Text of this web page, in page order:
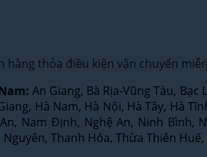
thỏa điều kiện vận chuyển
An Giang, Bà Rịa-Vũng Tàu,
Hà Nam, Hà Nội, Hà Tây, Hà
Nam Định, Nghệ An, Ninh
Thanh Hóa, Thừa Thiên